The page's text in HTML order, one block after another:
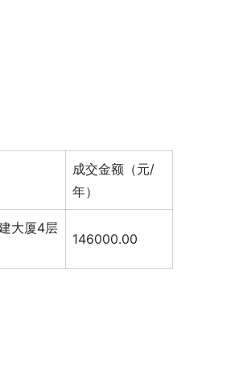
成交金额（元/
年）
大厦4层
146000.00